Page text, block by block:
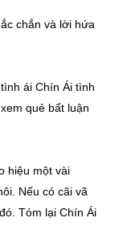
chắn và lời hứa
ái Chín Ái tình
quẻ bất luận
hiệu một vài
Nếu có cãi vã
Tóm lại Chín Ái